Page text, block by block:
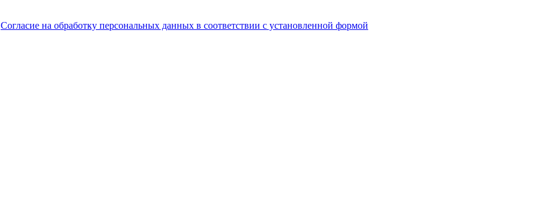
Согласие на обработку персональных данных в соответствии с установленной формой